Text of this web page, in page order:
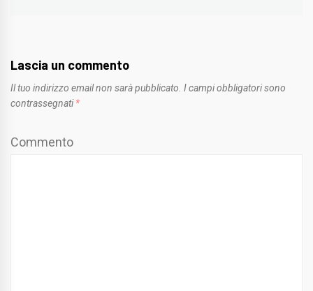
Lascia un commento
Il tuo indirizzo email non sarà pubblicato. I campi obbligatori sono
contrassegnati *
Commento